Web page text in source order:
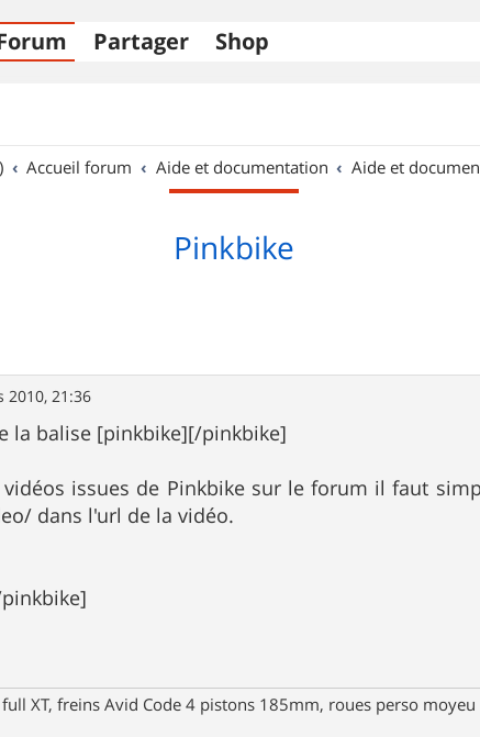
Partager Shop
Accueil forum Aide et documentation Aide et
Pinkbike
2010, 21:36
la balise [pinkbike][/pinkbike]
issues de Pinkbike sur le forum il faut
dans l'url de la vidéo.
XT, freins Avid Code 4 pistons 185mm, roues perso